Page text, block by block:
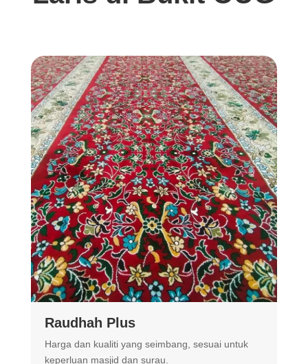
Raudhah Plus
Harga dan kualiti yang seimbang, sesuai untuk
keperluan masjid dan surau.